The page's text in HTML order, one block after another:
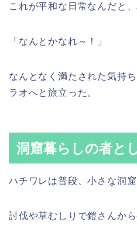
これが平和な日常なんだと
「なんとかなれ～！」
なんとなく満たされた気持
ラオへと旅立った。
洞窟暮らしの者と
ハチワレは普段、小さな洞窟
討伐や草むしりで鎧さんか